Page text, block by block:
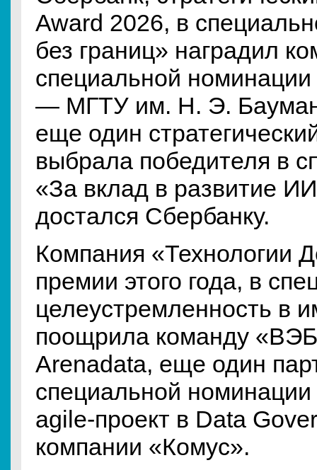
Award 2026, в
без границ» наградил
специальной
— МГТУ им. Н. Э.
еще один
выбрала победителя в
«За вклад в развитие
достался Сбербанку.
Компания «Технологии
премии этого года, в
целеустремленность в
поощрила команду
Arenadata, еще один
специальной
agile-проект в Data
компании «Комус».